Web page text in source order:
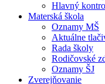
Hlavný
Materská škola
Oznamy MŠ
Aktuálne
Rada školy
Rodičovské
Oznamy ŠJ
Zverejňovanie